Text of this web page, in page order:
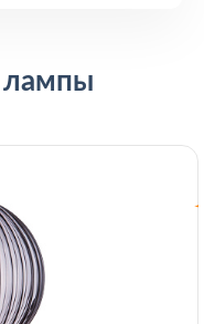
лампы